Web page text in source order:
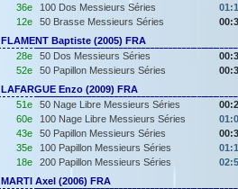
36e
100 Dos Messieurs Séries
12e
50 Brasse Messieurs Séries
FLAMENT Baptiste (2005) FRA
28e
50 Dos Messieurs Séries
52e
50 Papillon Messieurs Séries
LAFARGUE Enzo (2009) FRA
51e
50 Nage Libre Messieurs Séries
60e
100 Nage Libre Messieurs Séries
43e
50 Papillon Messieurs Séries
35e
100 Papillon Messieurs Séries
18e
200 Papillon Messieurs Séries
MARTI Axel (2006) FRA